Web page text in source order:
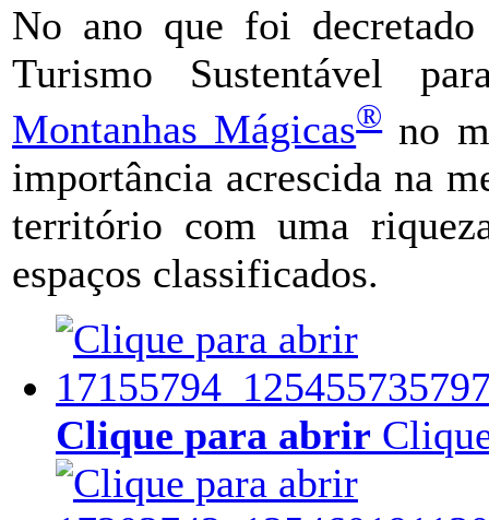
No ano que foi
Turismo Sustentável
Montanhas Mágicas®no
importância acrescida na
território com uma
espaços classificados.
Clique para abrir